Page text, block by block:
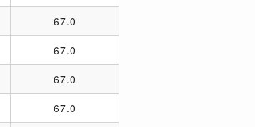
67.0
67.0
67.0
67.0